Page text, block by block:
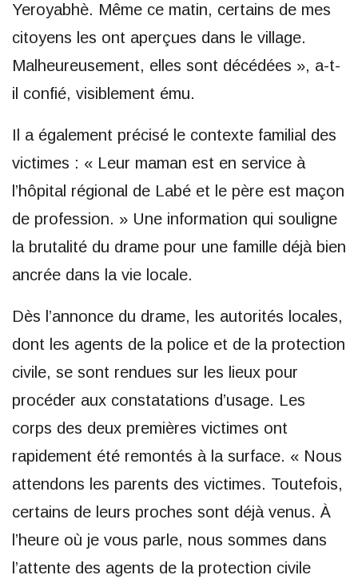
Yeroyabhè. Même ce matin, certains de mes
citoyens les ont aperçues dans le village.
Malheureusement, elles sont décédées », a-t-
il confié, visiblement ému.
Il a également précisé le contexte familial des
victimes : « Leur maman est en service à
l’hôpital régional de Labé et le père est maçon
de profession. » Une information qui souligne
la brutalité du drame pour une famille déjà bien
ancrée dans la vie locale.
Dès l’annonce du drame, les autorités locales,
dont les agents de la police et de la protection
civile, se sont rendues sur les lieux pour
procéder aux constatations d’usage. Les
corps des deux premières victimes ont
rapidement été remontés à la surface. « Nous
attendons les parents des victimes. Toutefois,
certains de leurs proches sont déjà venus. À
l’heure où je vous parle, nous sommes dans
l’attente des agents de la protection civile